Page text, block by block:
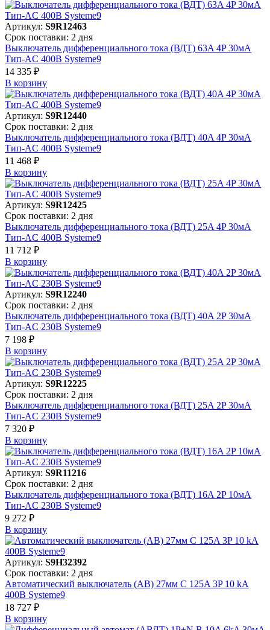
Артикул: S9R12463
Срок поставки: 2 дня
Выключатель дифференциального тока (ВДТ) 63A 4P 30мА
Тип-AC 400В Systeme9
14 335 ₽
В корзинy
Артикул: S9R12440
Срок поставки: 2 дня
Выключатель дифференциального тока (ВДТ) 40A 4P 30мА
Тип-AC 400В Systeme9
11 468 ₽
В корзинy
Артикул: S9R12425
Срок поставки: 2 дня
Выключатель дифференциального тока (ВДТ) 25A 4P 30мА
Тип-AC 400В Systeme9
11 712 ₽
В корзинy
Артикул: S9R12240
Срок поставки: 2 дня
Выключатель дифференциального тока (ВДТ) 40A 2P 30мА
Тип-AC 230В Systeme9
7 198 ₽
В корзинy
Артикул: S9R12225
Срок поставки: 2 дня
Выключатель дифференциального тока (ВДТ) 25A 2P 30мА
Тип-AC 230В Systeme9
7 320 ₽
В корзинy
Артикул: S9R11216
Срок поставки: 2 дня
Выключатель дифференциального тока (ВДТ) 16A 2P 10мА
Тип-AC 230В Systeme9
9 272 ₽
В корзинy
Артикул: S9H32392
Срок поставки: 2 дня
Автоматический выключатель (АВ) 27мм C 125A 3P 10 kA
400В Systeme9
18 727 ₽
В корзинy